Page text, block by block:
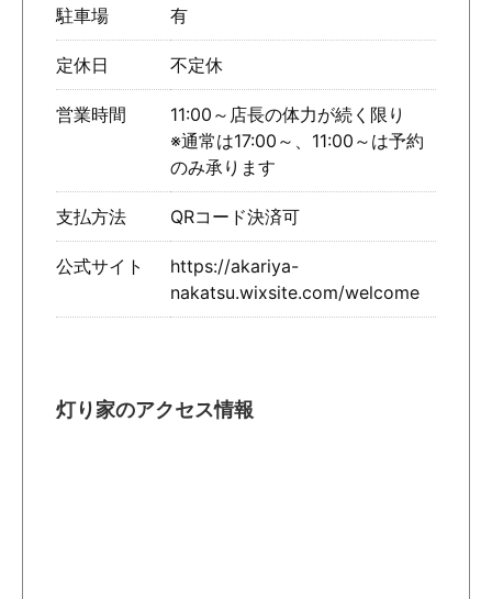
駐車場 有
定休日 不定休
営業時間
11:00～店長の体力が続く限り
※通常は17:00～、11:00～は予約
のみ承ります
支払方法 QRコード決済可
公式サイト
https://akariya-
nakatsu.wixsite.com/welcome
灯り家のアクセス情報